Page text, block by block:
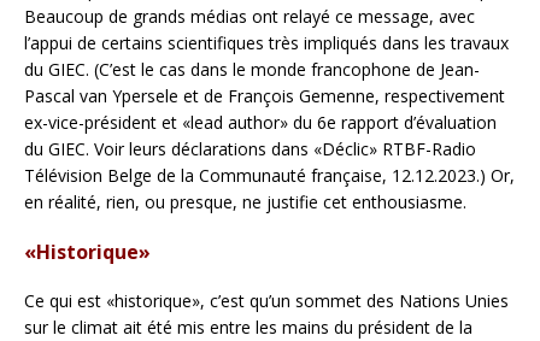
Beaucoup de grands médias ont relayé ce message, avec
l’appui de certains scientifiques très impliqués dans les travaux
du GIEC. (C’est le cas dans le monde francophone de Jean-
Pascal van Ypersele et de François Gemenne, respectivement
ex-vice-président et «lead author» du 6e rapport d’évaluation
du GIEC. Voir leurs déclarations dans «Déclic» RTBF-Radio
Télévision Belge de la Communauté française, 12.12.2023.) Or,
en réalité, rien, ou presque, ne justifie cet enthousiasme.
«Historique»
Ce qui est «historique», c’est qu’un sommet des Nations Unies
sur le climat ait été mis entre les mains du président de la